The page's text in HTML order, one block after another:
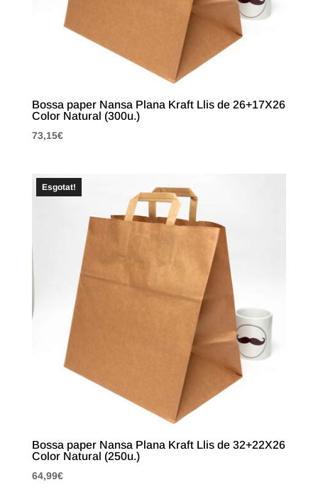
Bossa paper Nansa Plana Kraft Llis de 26+17X26
Color Natural (300u.)
73,15€
Esgotat!
Bossa paper Nansa Plana Kraft Llis de 32+22X26
Color Natural (250u.)
64,99€